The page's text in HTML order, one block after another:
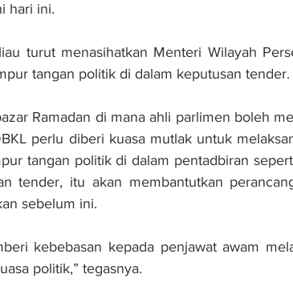
hari ini.
turut menasihatkan Menteri Wilayah
tangan politik di dalam keputusan tender.
Ramadan di mana ahli parlimen boleh
perlu diberi kuasa mutlak untuk
tangan politik di dalam pentadbiran
tender, itu akan membantutkan
sebelum ini.
kebebasan kepada penjawat awam
politik,” tegasnya.